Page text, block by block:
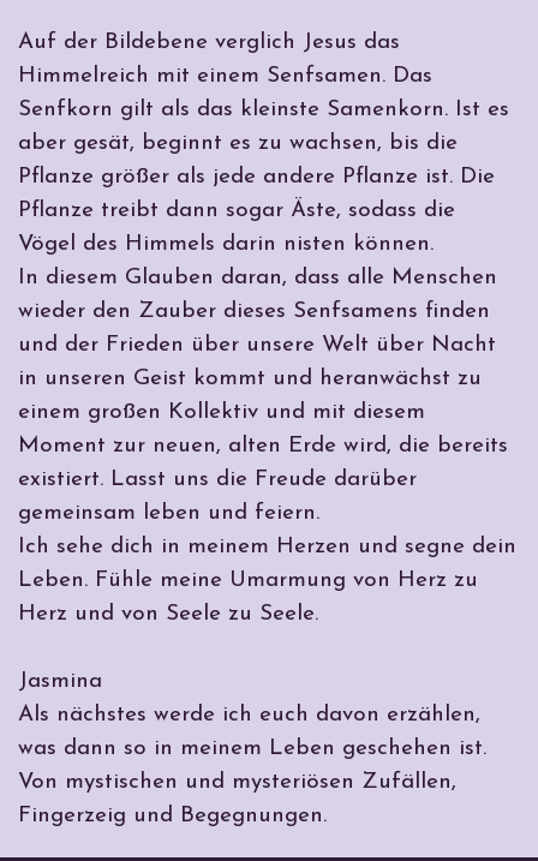
Auf der Bildebene verglich Jesus das
Himmelreich mit einem Senfsamen. Das
Senfkorn gilt als das kleinste Samenkorn. Ist es
aber gesät, beginnt es zu wachsen, bis die
Pflanze größer als jede andere Pflanze ist. Die
Pflanze treibt dann sogar Äste, sodass die
Vögel des Himmels darin nisten können.
In diesem Glauben daran, dass alle Menschen
wieder den Zauber dieses Senfsamens finden
und der Frieden über unsere Welt über Nacht
in unseren Geist kommt und heranwächst zu
einem großen Kollektiv und mit diesem
Moment zur neuen, alten Erde wird, die bereits
existiert. Lasst uns die Freude darüber
gemeinsam leben und feiern.
Ich sehe dich in meinem Herzen und segne dein
Leben. Fühle meine Umarmung von Herz zu
Herz und von Seele zu Seele.
Jasmina
Als nächstes werde ich euch davon erzählen,
was dann so in meinem Leben geschehen ist.
Von mystischen und mysteriösen Zufällen,
Fingerzeig und Begegnungen.